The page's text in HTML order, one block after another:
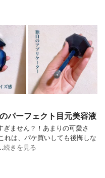
パーフェクト目元美容液
ません？！あまりの可愛さ
れは、パケ買いしても後悔しな
続きを見る